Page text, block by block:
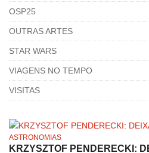
OSP25
OUTRAS ARTES
STAR WARS
VIAGENS NO TEMPO
VISITAS
ASTRONOMIAS
KRZYSZTOF PENDERECKI: